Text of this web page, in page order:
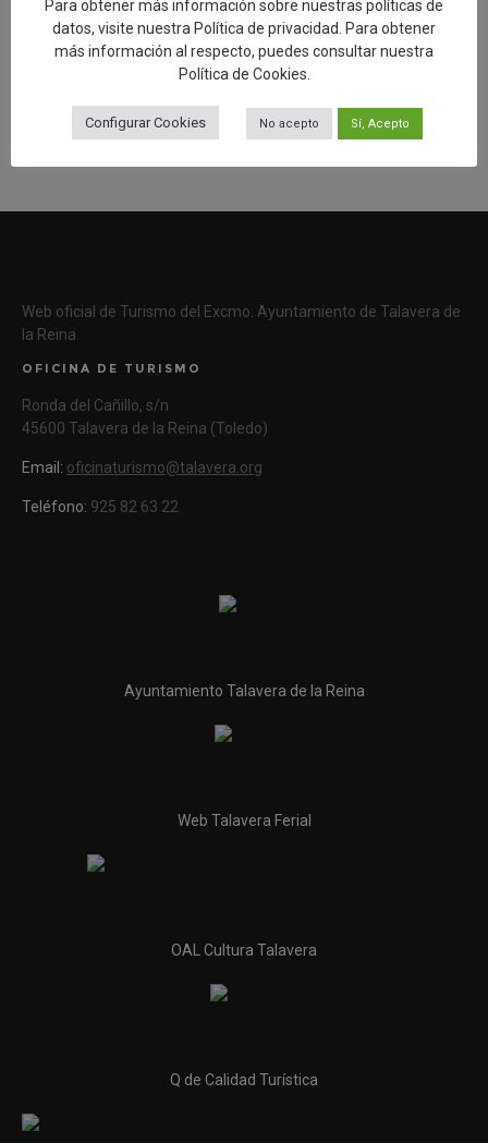
Añadir reseña en Google
Web oficial de Turismo del Excmo. Ayuntamiento de Talavera de
la Reina
OFICINA DE TURISMO
Ronda del Cañillo, s/n
45600 Talavera de la Reina (Toledo)
Email: oficinaturismo@talavera.org
Teléfono: 925 82 63 22
Ayuntamiento Talavera de la Reina
Web Talavera Ferial
OAL Cultura Talavera
Q de Calidad Turística
Para obtener más información sobre nuestras políticas de
datos, visite nuestra Política de privacidad
. Para obtener
más información al respecto, puedes consultar nuestra
Política de Cookies
Configurar Cookies No acepto Sí, Acepto